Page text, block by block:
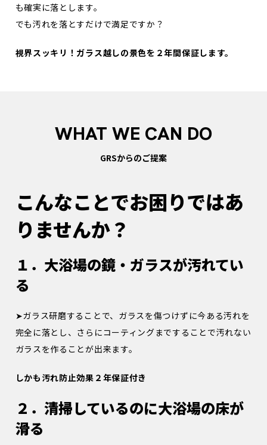
も確実に落とします。
でも汚れを落とすだけで満足ですか？
視界スッキリ！ガラス越しの景色を２年間保証します。
WHAT WE CAN DO
GRSからのご提案
こんなことでお困りではあ
りませんか？
１．大浴場の鏡・ガラスが汚れてい
る
➤ガラス研磨することで、ガラスを傷つけずに今ある汚れを
完全に落とし、さらにコーティングまですることで汚れない
ガラスを作ることが出来ます。
しかも汚れ防止効果２年保証付き
２．清掃しているのに大浴場の床が
滑る